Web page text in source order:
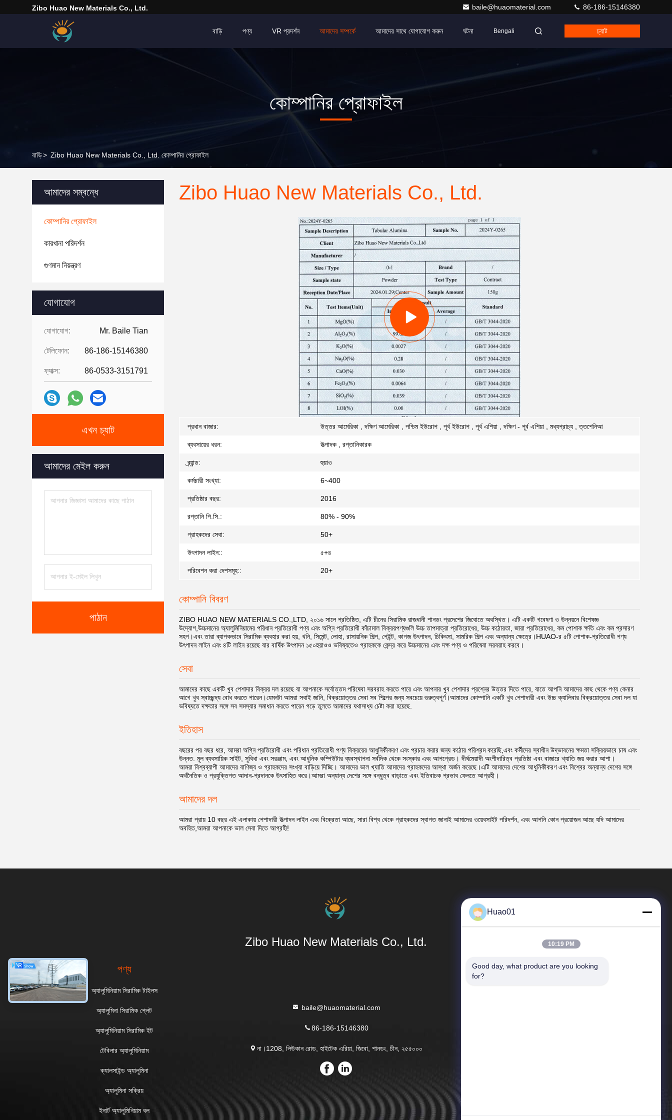
Zibo Huao New Materials Co., Ltd. baile@huaomaterial.com 86-186-15146380
বাড়ি পণ্য VR প্রদর্শন আমাদের সম্পর্কে আমাদের সাথে যোগাযোগ করুন ঘটনা Bengali চ্যাট
কোম্পানির প্রোফাইল
বাড়ি> Zibo Huao New Materials Co., Ltd. কোম্পানির প্রোফাইল
আমাদের সম্বন্ধে
কোম্পানির প্রোফাইল
কারখানা পরিদর্শন
গুণমান নিয়ন্ত্রণ
যোগাযোগ
যোগাযোগ: Mr. Baile Tian
টেলিফোন: 86-186-15146380
ফ্যাক্স: 86-0533-3151791
এখন চ্যাট
আমাদের মেইল ​​করুন
পাঠান
Zibo Huao New Materials Co., Ltd.
প্রধান বাজার: উত্তর আমেরিকা , দক্ষিণ আমেরিকা , পশ্চিম ইউরোপ , পূর্ব ইউরোপ , পূর্ব এশিয়া , দক্ষিণ - পূর্ব এশিয়া , মধ্যপ্রাচ্য , ত্তশেনিআ
ব্যবসায়ের ধরন: উত্পাদক , রপ্তানিকারক
ব্র্যান্ড: হুয়াও
কর্মচারী সংখ্যা: 6~400
প্রতিষ্ঠার বছর: 2016
রপ্তানি পি.সি.: 80% - 90%
গ্রাহকদের সেবা: 50+
উৎপাদন লাইন:: ৫+৪
পরিবেশন করা দেশসমূহ:: 20+
কোম্পানি বিবরণ
ZIBO HUAO NEW MATERIALS CO.,LTD, ২০১৬ সালে প্রতিষ্ঠিত, এটি চীনের সিরামিক রাজধানী শানডং প্রদেশের জিবোতে অবস্থিত। এটি একটি গবেষণা ও উন্নয়নে বিশেষজ্ঞ
উদ্যোগ,উচ্চমানের অ্যালুমিনিয়ামের পরিধান প্রতিরোধী পণ্য এবং অগ্নি প্রতিরোধী কাঁচামাল বিক্রয়পণ্যগুলি উচ্চ তাপমাত্রা প্রতিরোধের, উচ্চ কঠোরতা, জারা প্রতিরোধের, কম পোশাক ক্ষতি এবং কম প্রসারণ
সহগ।এবং তারা ব্যাপকভাবে সিরামিক ব্যবহার করা হয়, খনি, সিমেন্ট, লোহা, রাসায়নিক শিল্প, পেইন্ট, কাগজ উৎপাদন, চিকিৎসা, সামরিক শিল্প এবং অন্যান্য ক্ষেত্রে।HUAO-র ৫টি পোশাক-প্রতিরোধী পণ্য
উৎপাদন লাইন এবং ৪টি লাইন রয়েছে যার বার্ষিক উৎপাদন ১৫০হুয়াওও ভবিষ্যতেও গ্রাহককে কেন্দ্র করে উচ্চমানের এবং দক্ষ পণ্য ও পরিষেবা সরবরাহ করবে।
সেবা
আমাদের কাছে একটি খুব পেশাদার বিক্রয় দল রয়েছে যা আপনাকে সর্বোত্তম পরিষেবা সরবরাহ করতে পারে এবং আপনার খুব পেশাদার প্রশ্নের উত্তর দিতে পারে, যাতে আপনি আমাদের কাছ থেকে পণ্য কেনার
আগে খুব স্বাচ্ছন্দ্য বোধ করতে পারেন।যেমনটা আমরা সবাই জানি, বিক্রয়োত্তর সেবা সব শিল্পের জন্য সবচেয়ে গুরুত্বপূর্ণ।আমাদের কোম্পানি একটি খুব পেশাদারী এবং উচ্চ ক্যালিবার বিক্রয়োত্তর সেবা দল যা
ভবিষ্যতে দক্ষতার সঙ্গে সব সমস্যার সমাধান করতে পারেন গড়ে তুলতে আমাদের যথাসাধ্য চেষ্টা করা হয়েছে.
ইতিহাস
বছরের পর বছর ধরে, আমরা অগ্নি প্রতিরোধী এবং পরিধান প্রতিরোধী পণ্য বিক্রয়ের আধুনিকীকরণ এবং প্রচার করার জন্য কঠোর পরিশ্রম করেছি,এবং কর্মীদের স্বাধীন উদ্ভাবনের ক্ষমতা সক্রিয়ভাবে চাষ এবং
উন্নত. মূল ব্যবসায়িক সাইট, সুবিধা এবং সরঞ্জাম, এবং আধুনিক কম্পিউটার ব্যবস্থাপনা সর্বদিক থেকে সংস্কার এবং আপগ্রেড। দীর্ঘমেয়াদী অংশীদারিত্ব প্রতিষ্ঠা এবং বাজারে খ্যাতি জয় করার আশা।
আমরা বিশ্বব্যাপী আমাদের বাণিজ্য ও গ্রাহকদের সংখ্যা বাড়িয়ে দিচ্ছি। আমাদের ভাল খ্যাতি আমাদের গ্রাহকদের আস্থা অর্জন করেছে।এটি আমাদের দেশের আধুনিকীকরণ এবং বিশ্বের অন্যান্য দেশের সঙ্গে
অর্থনৈতিক ও প্রযুক্তিগত আদান-প্রদানকে উৎসাহিত করে।আমরা অন্যান্য দেশের সঙ্গে বন্ধুত্ব বাড়াতে এবং ইতিবাচক প্রভাব ফেলতে আগ্রহী।
আমাদের দল
আমরা প্রায় 10 বছর এই এলাকায় পেশাদারী উত্পাদন লাইন এবং বিক্রেতা আছে, সারা বিশ্ব থেকে গ্রাহকদের স্বাগত জানাই আমাদের ওয়েবসাইট পরিদর্শন, এবং আপনি কোন প্রয়োজন আছে যদি আমাদের
অবহিত,আমরা আপনাকে ভাল সেবা দিতে আগ্রহী!
Zibo Huao New Materials Co., Ltd.
পণ্য
অ্যালুমিনিয়াম সিরামিক টাইলস
অ্যালুমিনা সিরামিক প্লেট
অ্যালুমিনিয়াম সিরামিক ইট
টেবিলার অ্যালুমিনিয়াম
ক্যালসাইন্ড অ্যালুমিনা
অ্যালুমিনা সক্রিয়
ইনার্ট অ্যালুমিনিয়াম বল
baile@huaomaterial.com
86-186-15146380
না।1208, লিউকান রোড, হাইটেক এরিয়া, জিবো, শানডং, চীন, ২৫৫০০০
দ্রুত লিঙ্ক
Huao01
10:19 PM
Good day, what product are you looking
for?